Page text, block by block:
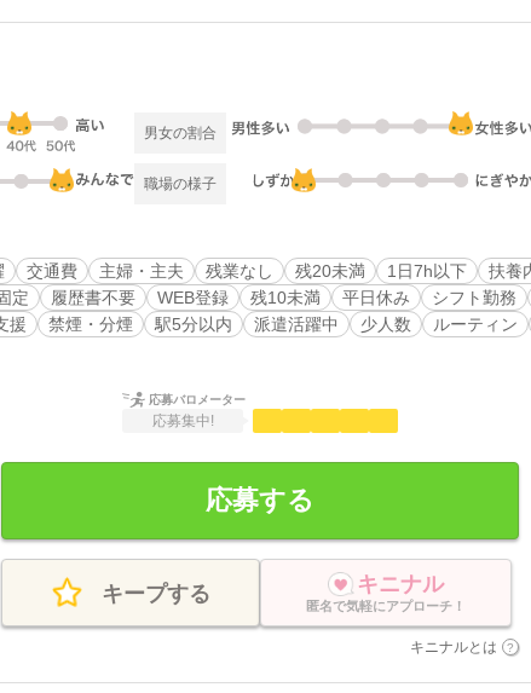
男女の割合
職場の様子
交通費 主婦・主夫 残業なし 残20未満 1日7h以下
扶養
定 履歴書不要 WEB登録 残10未満 平日休み
シフト勤務
援 禁煙・分煙 駅5分以内 派遣活躍中 少人数 ルーティン
応募バロメーター
応募集中!
応募する
キープする キニナル
匿名で気軽にアプローチ！
キニナルとは